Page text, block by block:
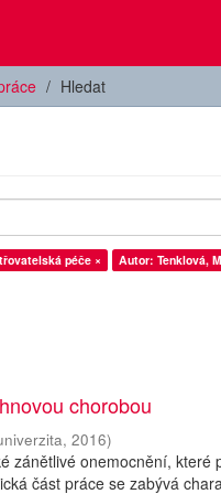
Hledat
péče × Autor: Tenklová,
chorobou
,2016)
zánětlivé onemocnění, které
část práce se zabývá